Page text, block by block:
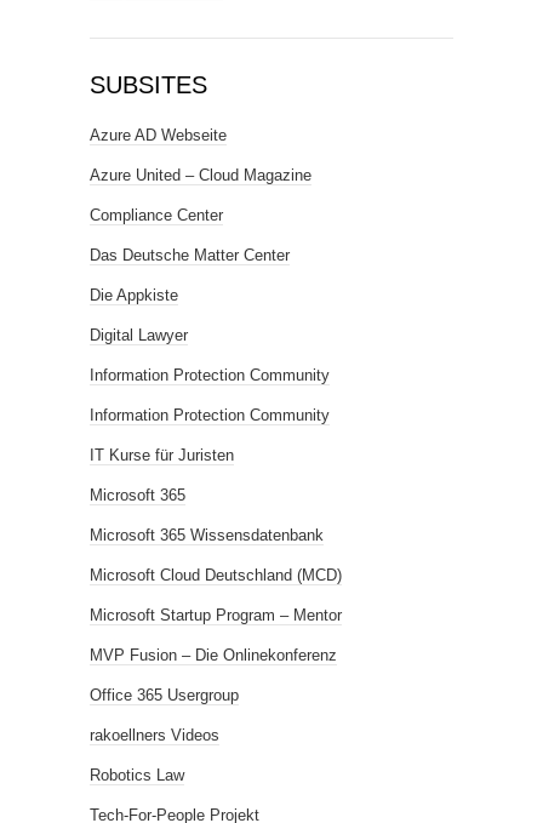
SUBSITES
Azure AD Webseite
Azure United – Cloud Magazine
Compliance Center
Das Deutsche Matter Center
Die Appkiste
Digital Lawyer
Information Protection Community
Information Protection Community
IT Kurse für Juristen
Microsoft 365
Microsoft 365 Wissensdatenbank
Microsoft Cloud Deutschland (MCD)
Microsoft Startup Program – Mentor
MVP Fusion – Die Onlinekonferenz
Office 365 Usergroup
rakoellners Videos
Robotics Law
Tech-For-People Projekt